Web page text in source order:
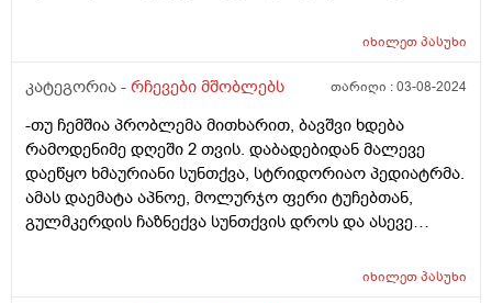
იხილეთპასუხი
კატეგორია - რჩევები მშობლებს თარიღი :03-08-2024
-თუ ჩემშია პრობლემა მითხარით, ბავშვი ხდება
რამოდენიმე დღეში 2 თვის. დაბადებიდან მალევე
დაეწყო ხმაურიანი სუნთქვა, სტრიდორიაო პედიატრმა.
ამას დაემატა აპნოე, მოლურჯო ფერი ტუჩებთან,
გულმკერდის ჩაზნექვა სუნთქვის დროს და ასევე
სიცილკისკისით გამომიშვა, ეს არაფერია, გაუვლის,
იხილეთპასუხი